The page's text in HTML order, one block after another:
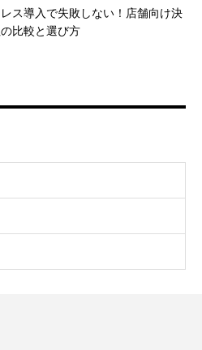
ス導入で失敗しない！店舗向け決
比較と選び方